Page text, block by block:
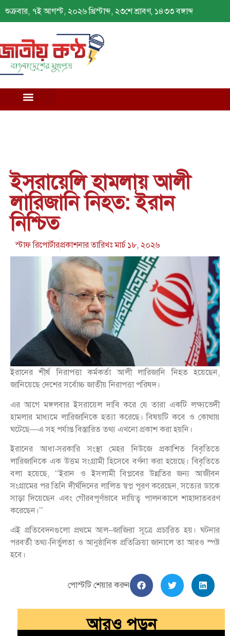
শুক্রবার, ৭ই আগস্ট, ২০২৬ খ্রিস্টাব্দ, ২৩শে শ্রাবণ, ১৪৩৩ বঙ্গাব্দ
ইসরায়েলি হামলায় আলী
লারিজানি নিহত: ইরান
নিশ্চিত
স্টাফ রিপোর্টারপ্রকাশনার তারিখঃমার্চ ১৮, ২০২৬
ইরানের শীর্ষ নিরাপত্তা কর্মকর্তা আলী লারিজানি নিহত হয়েছেন,
জানিয়েছে দেশের সর্বোচ্চ জাতীয় নিরাপত্তা পরিষদ।
এর আগে মঙ্গলবার ইসরায়েল দাবি করে যে তারা একটি লক্ষ্যভেদী
হামলার মাধ্যমে লারিজানিকে হত্যা করেছে। বিষয়টি কবে ও কোথায়
ঘটেছে—এ সহ পর্যাপ্ত বিস্তারিত তথ্য এখনো প্রকাশ করা হয়নি।
ইরানের আধা-সরকারি সংস্থা মেহর নিউজে প্রকাশিত বিবৃতিতে
লারিজানিকে এক উত্তম সংগ্রামী হিসেবে বর্ণনা করা হয়েছে। বিবৃতিতে
বলা হয়েছে, ‘‘ইরান ও ইসলামী বিপ্লবের উন্নতির জন্য আজীবন
সংগ্রামের পর তিনি দীর্ঘদিনের লালিত স্বপ্ন পূরণ করেছেন, সত্যের ডাকে
সাড়া দিয়েছেন এবং গৌরবপূর্ণভাবে দায়িত্ব পালনকালে শাহাদাতবরণ
করেছেন।’’
এই প্রতিবেদনগুলো প্রথমে আল–জাজিরা সূত্রে প্রচারিত হয়। ঘটনার
পরবর্তী তথ্য-নির্ভুলতা ও আনুষ্ঠানিক প্রতিক্রিয়া জানালে তা আরও স্পষ্ট
হবে।
পোস্টটি শেয়ার করুন
আরও পড়ুন